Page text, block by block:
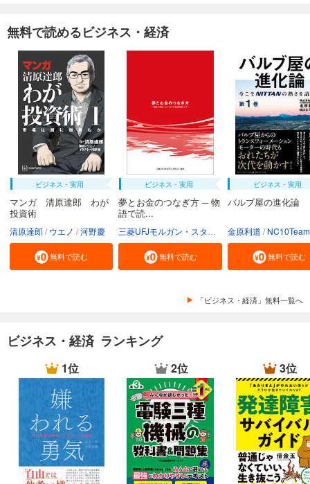
無料で読めるビジネス・経済
ビジネス・実用
マンガ 清原達郎 わが
投資術
清原達郎 ウエノ 河野慶
無料で読む
ビジネス・実用
夢とお金のつなぎ方 ─ 物
語で読...
無料で読む
ビジネス・実用
バルブ屋の進化論
金原利道 NC10Team
無料で読む
「ビジネス・経済」無料一覧へ
ビジネス・経済 ランキング
1位 2位 3位